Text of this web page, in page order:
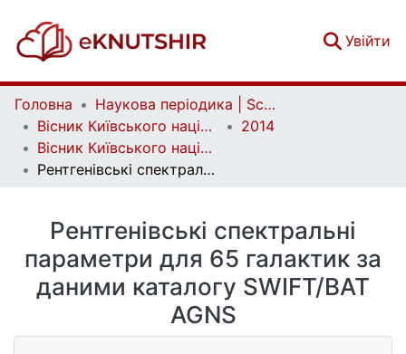
Увійти
Головна
Наукова періодика | Scientific periodicals
Вісник Київського національного університету імені Тараса Шевченка. Астрономія | Bulletin of Taras Shevchenko National University of Kyiv. Astronomy
2014
Вісник Київського національного університету імені Тараса Шевченка. Астрономія. Вип. 1(51)
Рентгенівські спектральні параметри для 65 галактик за даними каталогу SWIFT/BAT AGNS
Рентгенівські спектральні
параметри для 65 галактик за
даними каталогу SWIFT/BAT
AGNS